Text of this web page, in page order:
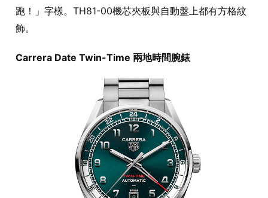
跑！」字樣。TH81-00機芯夾板與自動盤上都有方格紋
飾。
Carrera Date Twin-Time 兩地時間腕錶